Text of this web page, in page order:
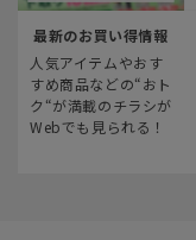
最新のお買い得情報
人気アイテムやおす
すめ商品などの“おト
ク“が満載のチラシが
Webでも見られる！